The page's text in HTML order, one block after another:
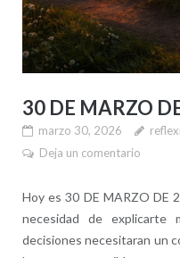
30 DE MARZO
marzo 30, 2026
Deja un comentario
Hoy es 30 DE MARZO DE
necesidad de
decisiones necesitaran un